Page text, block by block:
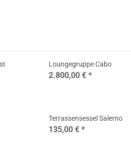
Loungegruppe Cabo
2.800,00 € *
Terrassensessel Salerno
135,00 € *